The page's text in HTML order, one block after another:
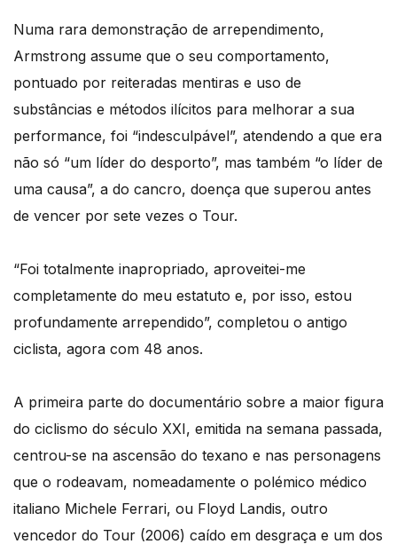
Numa rara demonstração de arrependimento,
Armstrong assume que o seu comportamento,
pontuado por reiteradas mentiras e uso de
substâncias e métodos ilícitos para melhorar a sua
performance, foi “indesculpável”, atendendo a que era
não só “um líder do desporto”, mas também “o líder de
uma causa”, a do cancro, doença que superou antes
de vencer por sete vezes o Tour.
“Foi totalmente inapropriado, aproveitei-me
completamente do meu estatuto e, por isso, estou
profundamente arrependido”, completou o antigo
ciclista, agora com 48 anos.
A primeira parte do documentário sobre a maior figura
do ciclismo do século XXI, emitida na semana passada,
centrou-se na ascensão do texano e nas personagens
que o rodeavam, nomeadamente o polémico médico
italiano Michele Ferrari, ou Floyd Landis, outro
vencedor do Tour (2006) caído em desgraça e um dos